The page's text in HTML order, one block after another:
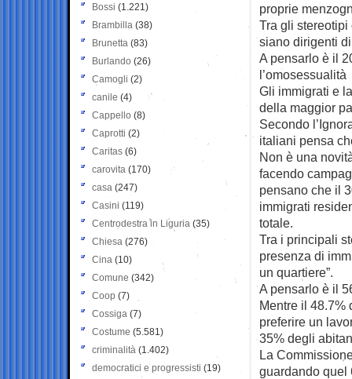
proprie
Tra gli
siano dirigenti
A pensarlo è il
Gli immigrati e
della maggior
Secondo
italiani pensa
Non è una
facendo
pensano che il
immigrati
totale.
Tra i principali
presenza di
un quartiere”.
A pensarlo è il
Mentre il 48.7%
preferire un
35% degli
La
guardando quel
Bossi (1.221)
Brambilla (38)
Brunetta (83)
Burlando (26)
Camogli (2)
canile (4)
Cappello (8)
Caprotti (2)
Caritas (6)
carovita (170)
casa (247)
Casini (119)
Centrodestra in Liguria (35)
Chiesa (276)
Cina (10)
Comune (342)
Coop (7)
Cossiga (7)
Costume (5.581)
criminalità (1.402)
democratici e progressisti (19)